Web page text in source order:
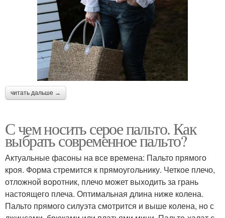
читать дальше →
С чем носить серое пальто. Как
выбрать современное пальто?
Актуальные фасоны на все времена: Пальто прямого
кроя. Форма стремится к прямоугольнику. Четкое плечо,
отложной воротник, плечо может выходить за грань
настоящего плеча. Оптимальная длина ниже колена.
Пальто прямого силуэта смотрится и выше колена, но с